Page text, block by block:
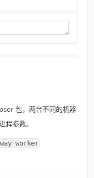
包，两台不同的机器
程参数。
worker